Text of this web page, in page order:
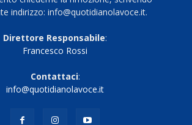
indirizzo: info@quotidianolavoce.it.
Direttore Responsabile:
Francesco Rossi
Contattaci:
info@quotidianolavoce.it